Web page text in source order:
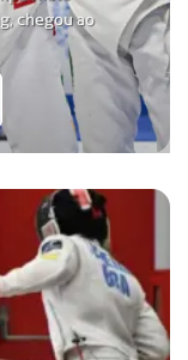
chegou ao